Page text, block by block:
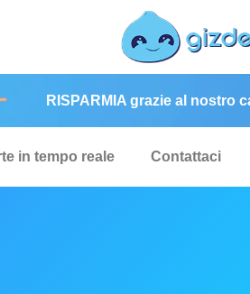
RISPARMIA grazie al nostro
in tempo reale Contattaci